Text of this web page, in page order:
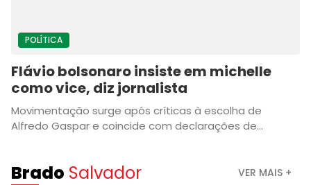
POLÍTICA
Flávio bolsonaro insiste em michelle
como vice, diz jornalista
Movimentação surge após críticas à escolha de
Alfredo Gaspar e coincide com declarações de...
Brado Salvador VER MAIS +